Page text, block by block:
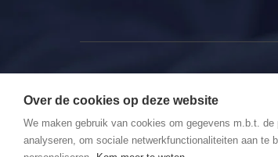
© 2026 GSMLoket. All Rights
Over de cookies op deze website
We maken gebruik van cookies om gegevens m.b.t.
analyseren, om sociale netwerkfunctionaliteiten aan te